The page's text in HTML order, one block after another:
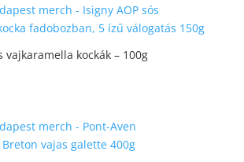
vajkaramella kockák – 100g